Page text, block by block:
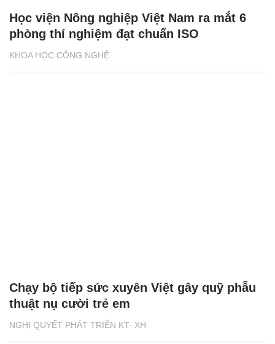
KHOA HỌC CÔNG NGHỆ
Học viện Nông nghiệp Việt Nam ra mắt 6
phòng thí nghiệm đạt chuẩn ISO
NGHỊ QUYẾT PHÁT TRIỂN KT- XH
Chạy bộ tiếp sức xuyên Việt gây quỹ phẫu
thuật nụ cười trẻ em